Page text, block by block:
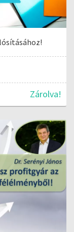
Zárolva!